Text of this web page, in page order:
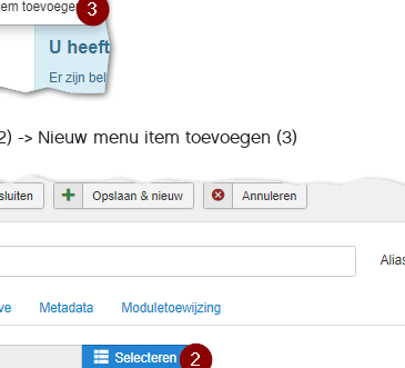
-> Nieuw menu item toevoegen (3)